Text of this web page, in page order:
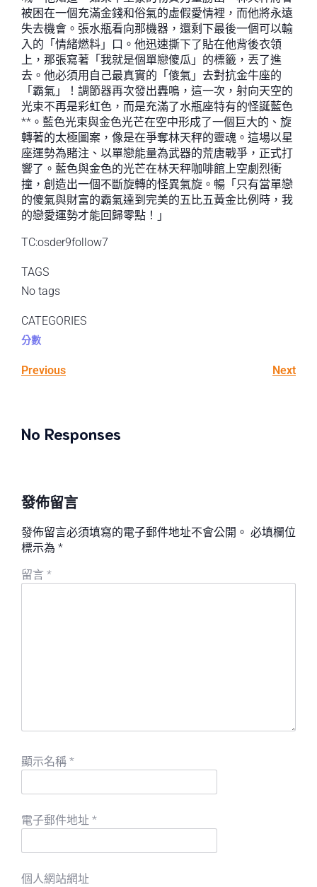
被困在一個充滿金錢和俗氣的虛假愛情裡，而他將永遠
失去機會。張水瓶看向那機器，還剩下最後一個可以輸
入的「情緒燃料」口。他迅速撕下了貼在他背後衣領
上，那張寫著「我就是個單戀傻瓜」的標籤，丟了進
去。他必須用自己最真實的「傻氣」去對抗金牛座的
「霸氣」！調節器再次發出轟鳴，這一次，射向天空的
光束不再是彩虹色，而是充滿了水瓶座特有的怪誕藍色
**。藍色光束與金色光芒在空中形成了一個巨大的、旋
轉著的太極圖案，像是在爭奪林天秤的靈魂。這場以星
座運勢為賭注、以單戀能量為武器的荒唐戰爭，正式打
響了。藍色與金色的光芒在林天秤咖啡館上空劇烈衝
撞，創造出一個不斷旋轉的怪異氣旋。暢「只有當單戀
的傻氣與財富的霸氣達到完美的五比五黃金比例時，我
的戀愛運勢才能回歸零點！」
TC:osder9follow7
TAGS
No tags
CATEGORIES
分數
Previous Next
No Responses
發佈留言
發佈留言必須填寫的電子郵件地址不會公開。 必填欄位
標示為 *
留言 *
顯示名稱 *
電子郵件地址 *
個人網站網址